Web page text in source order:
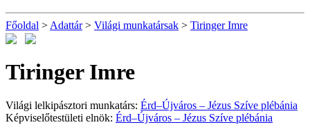
Főoldal > Adattár> Világi munkatársak > Tiringer Imre
Tiringer Imre
Világi lelkipásztori munkatárs: Érd–Újváros – Jézus Szíve plébánia
Képviselőtestületi elnök: Érd–Újváros – Jézus Szíve plébánia